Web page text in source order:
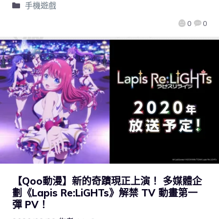
0 0
手機遊戲
【Qoo動漫】新的奇蹟現正上演！ 多媒體企
劃《Lapis Re:LiGHTs》解禁 TV 動畫第一
彈 PV！